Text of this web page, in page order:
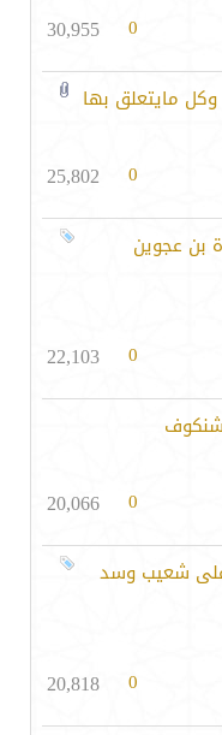
0
30,955
مايتعلق بها
0
25,802
بن عجوين
0
22,103
0
20,066
على شعيب وسد
0
20,818